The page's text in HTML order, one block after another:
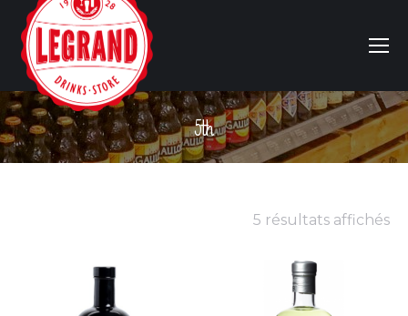
5th
Vous êtes ici :
5 résultats affichés